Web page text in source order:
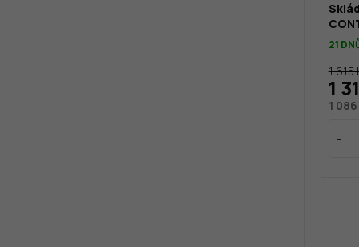
21
1
1 615
1